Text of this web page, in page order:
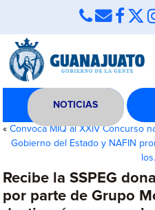
NOTICIAS
«Convoca MIQ al XXIV Concurso
Gobierno del Estado y NAFIN
Recibe la SSPEG
por parte de Grupo